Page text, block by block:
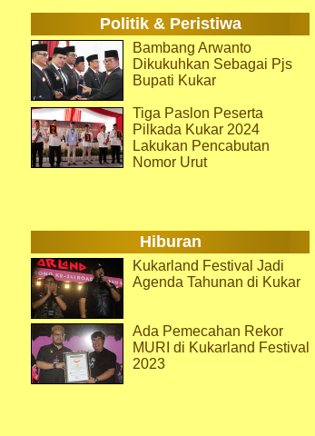
Politik & Peristiwa
Bambang Arwanto
Dikukuhkan Sebagai Pjs
Bupati Kukar
Tiga Paslon Peserta
Pilkada Kukar 2024
Lakukan Pencabutan
Nomor Urut
Hiburan
Kukarland Festival Jadi
Agenda Tahunan di Kukar
Ada Pemecahan Rekor
MURI di Kukarland Festival
2023